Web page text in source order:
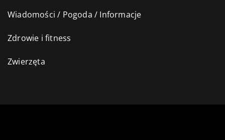
Wiadomości / Pogoda / Informacje
Zdrowie i fitness
Zwierzęta